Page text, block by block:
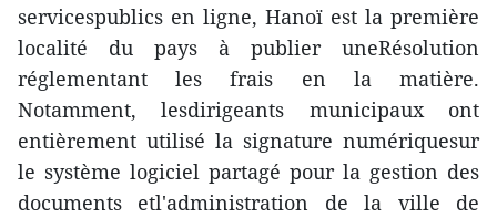
servicespublics en ligne, Hanoï est la première
localité du pays à publier uneRésolution
réglementant les frais en la matière.
Notamment, lesdirigeants municipaux ont
entièrement utilisé la signature numériquesur
le système logiciel partagé pour la gestion des
documents etl'administration de la ville de